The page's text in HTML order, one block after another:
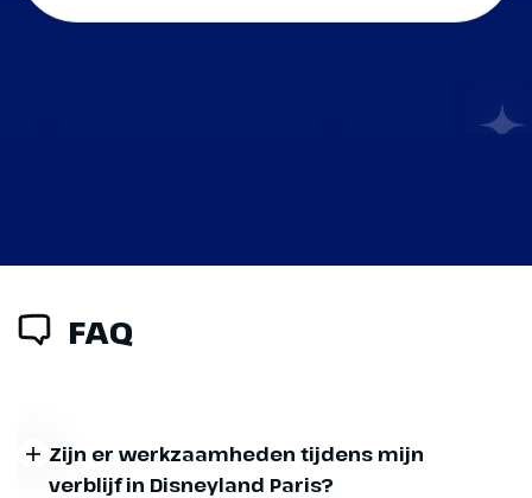
FAQ
Zijn er werkzaamheden tijdens mijn
verblijf in Disneyland Paris?